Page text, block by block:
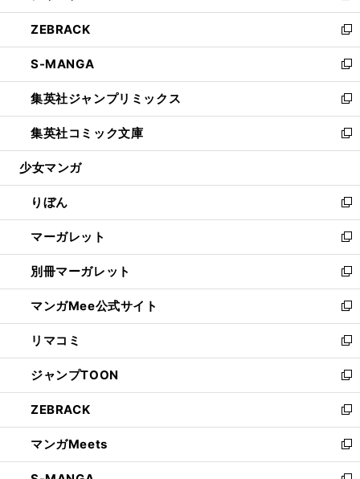
開
く
ウ
で
開
く
ン
ド
ウ
で
開
く
ウ
ィ
ン
ド
ウ
で
開
く
し
い
ウ
ィ
ン
ド
ウ
で
開
ZEBRACK
新
し
い
ウ
ィ
ン
ド
ウ
開
く
S-MANGA
新
し
い
ウ
ィ
ン
ウ
で
開
く
集英社ジャンプリミックス
新
し
い
ウ
ン
ド
ウ
で
開
く
集英社コミック文庫
新
し
ウ
ィ
ン
ド
ウ
で
開
く
少女マンガ
りぼん
新
し
い
ウ
ィ
ン
ド
ウ
で
開
く
マーガレット
新
し
い
ウ
ィ
ン
ド
ウ
で
開
く
別冊マーガレット
新
し
い
ウ
ィ
ン
ド
ウ
で
開
く
マンガMee公式サイト
新
し
い
ウ
ィ
ン
ド
ウ
で
開
リマコミ
新
し
い
ウ
ィ
ン
ド
ウ
ジャンプTOON
新
し
い
ウ
ィ
ン
ZEBRACK
新
し
い
ウ
マンガMeets
新
し